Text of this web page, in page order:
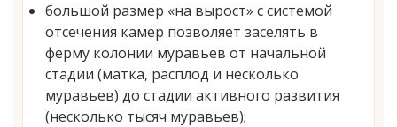
большой размер «на вырост» с системой
отсечения камер позволяет заселять в
ферму колонии муравьев от начальной
стадии (матка, расплод и несколько
муравьев) до стадии активного развития
(несколько тысяч муравьев);